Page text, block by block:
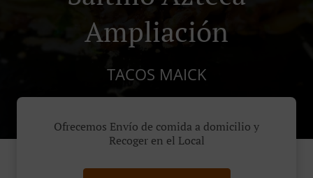
Ampliación
TACOS MAICK
Ofrecemos Envío de comida a domicilio y
Recoger en el Local